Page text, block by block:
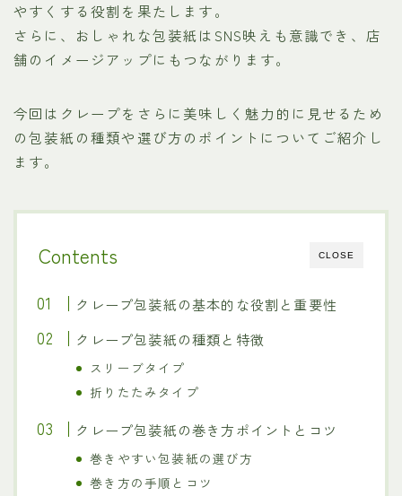
やすくする役割を果たします。
さらに、おしゃれな包装紙はSNS映えも意識でき、店
舗のイメージアップにもつながります。
今回はクレープをさらに美味しく魅力的に見せるため
の包装紙の種類や選び方のポイントについてご紹介し
ます。
CLOSE
Contents
クレープ包装紙の基本的な役割と重要性
クレープ包装紙の種類と特徴
スリーブタイプ
折りたたみタイプ
クレープ包装紙の巻き方ポイントとコツ
巻きやすい包装紙の選び方
巻き方の手順とコツ